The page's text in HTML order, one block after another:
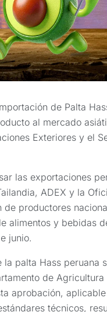
de Palta
al mercado
Exteriores y el
las exportaciones
ADEX y la
productores
alimentos y bebidas
junio.
palta Hass peruana
de
aprobación,
técnicos,